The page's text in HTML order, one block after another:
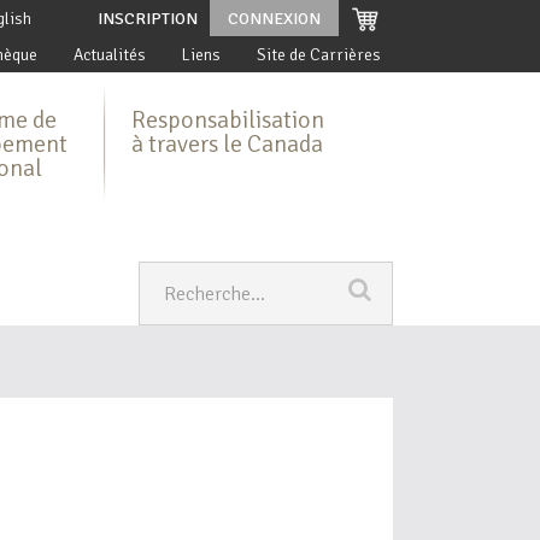
CONNEXION
INSCRIPTION
Actualités Liens Site de Carrières
de
Responsabilisation
à travers le Canada